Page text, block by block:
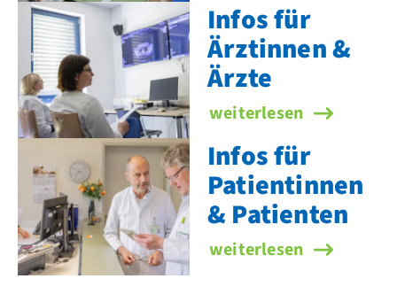
Infos für
Ärztinnen &
Ärzte
Infos für Ärztinnen &
weiterlesen
Infos für
Patientinnen
& Patienten
Infos für Patientinnen
weiterlesen